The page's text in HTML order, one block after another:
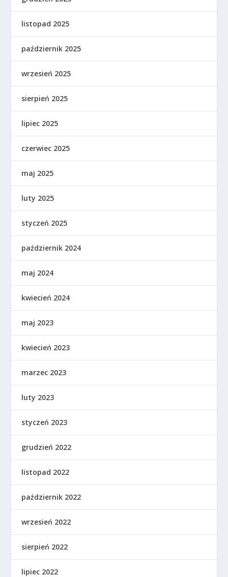
listopad 2025
październik 2025
wrzesień 2025
sierpień 2025
lipiec 2025
czerwiec 2025
maj 2025
luty 2025
styczeń 2025
październik 2024
maj 2024
kwiecień 2024
maj 2023
kwiecień 2023
marzec 2023
luty 2023
styczeń 2023
grudzień 2022
listopad 2022
październik 2022
wrzesień 2022
sierpień 2022
lipiec 2022